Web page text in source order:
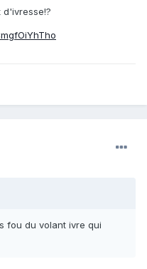
fou du volant ivre qui